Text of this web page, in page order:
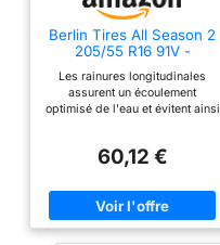
Berlin Tires All Season 2
205/55 R16 91V -
saisons (voiture)
Les rainures longitudinales
assurent un écoulement
optimisé de l'eau et évitent ainsi
bande de roulement du pneu,
adhérence sur la neige.
Excellente tenue de route sur sol
sec comme sur sol mouillé avec
60,12 €